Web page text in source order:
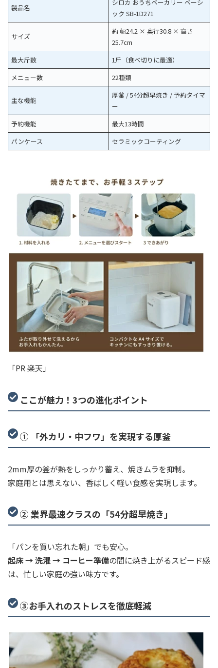
製品名
シロカ おうちベーカリー ベーシ
ック SB-1D271
サイズ
約 幅24.2 × 奥行30.8 × 高さ
25.7cm
最大斤数
1斤（食べ切りに最適）
メニュー数
22種類
主な機能
厚釜 / 54分超早焼き / 予約タイマ
ー
予約機能
最大13時間
パンケース
セラミックコーティング
「PR 楽天」
ここが魅力！3つの進化ポイント
① 「外カリ・中フワ」を実現する厚釜
2mm厚の釜が熱をしっかり蓄え、焼きムラを抑制。
家庭用とは思えない、香ばしく軽い食感を実現します。
② 業界最速クラスの「54分超早焼き」
「パンを買い忘れた朝」でも安心。
起床 → 洗濯 → コーヒー準備の間に焼き上がるスピード感
は、忙しい家庭の強い味方です。
③お手入れのストレスを徹底軽減